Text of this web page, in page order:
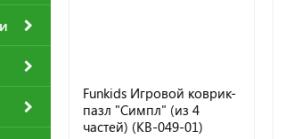
Funkids Игровой коврик-
пазл "Симпл" (из 4
частей) (KB-049-01)